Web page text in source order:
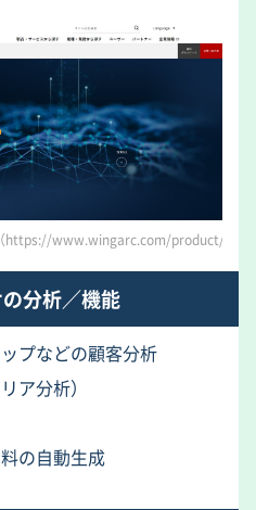
https://www.wingarc.com/product/
分析／機能
プなどの顧客分析
ア分析）
の自動生成